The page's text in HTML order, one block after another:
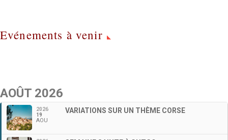
Evénements à venir
AOÛT 2026
2026
19
AOU
VARIATIONS SUR UN THÈME CORSE